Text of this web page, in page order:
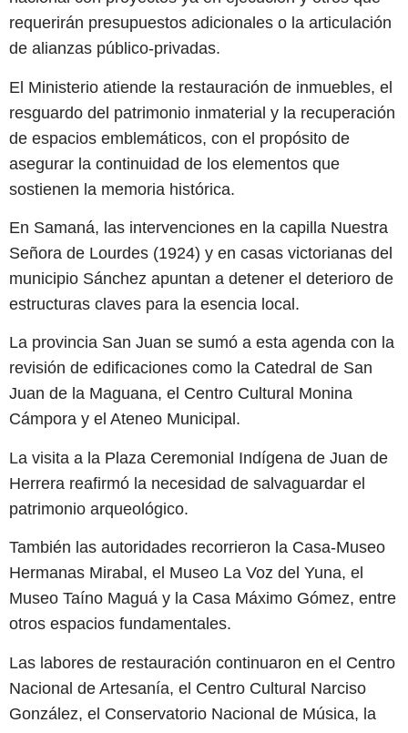
requerirán presupuestos adicionales o la articulación
de alianzas público-privadas.
El Ministerio atiende la restauración de inmuebles, el
resguardo del patrimonio inmaterial y la recuperación
de espacios emblemáticos, con el propósito de
asegurar la continuidad de los elementos que
sostienen la memoria histórica.
En Samaná, las intervenciones en la capilla Nuestra
Señora de Lourdes (1924) y en casas victorianas del
municipio Sánchez apuntan a detener el deterioro de
estructuras claves para la esencia local.
La provincia San Juan se sumó a esta agenda con la
revisión de edificaciones como la Catedral de San
Juan de la Maguana, el Centro Cultural Monina
Cámpora y el Ateneo Municipal.
La visita a la Plaza Ceremonial Indígena de Juan de
Herrera reafirmó la necesidad de salvaguardar el
patrimonio arqueológico.
También las autoridades recorrieron la Casa-Museo
Hermanas Mirabal, el Museo La Voz del Yuna, el
Museo Taíno Maguá y la Casa Máximo Gómez, entre
otros espacios fundamentales.
Las labores de restauración continuaron en el Centro
Nacional de Artesanía, el Centro Cultural Narciso
González, el Conservatorio Nacional de Música, la